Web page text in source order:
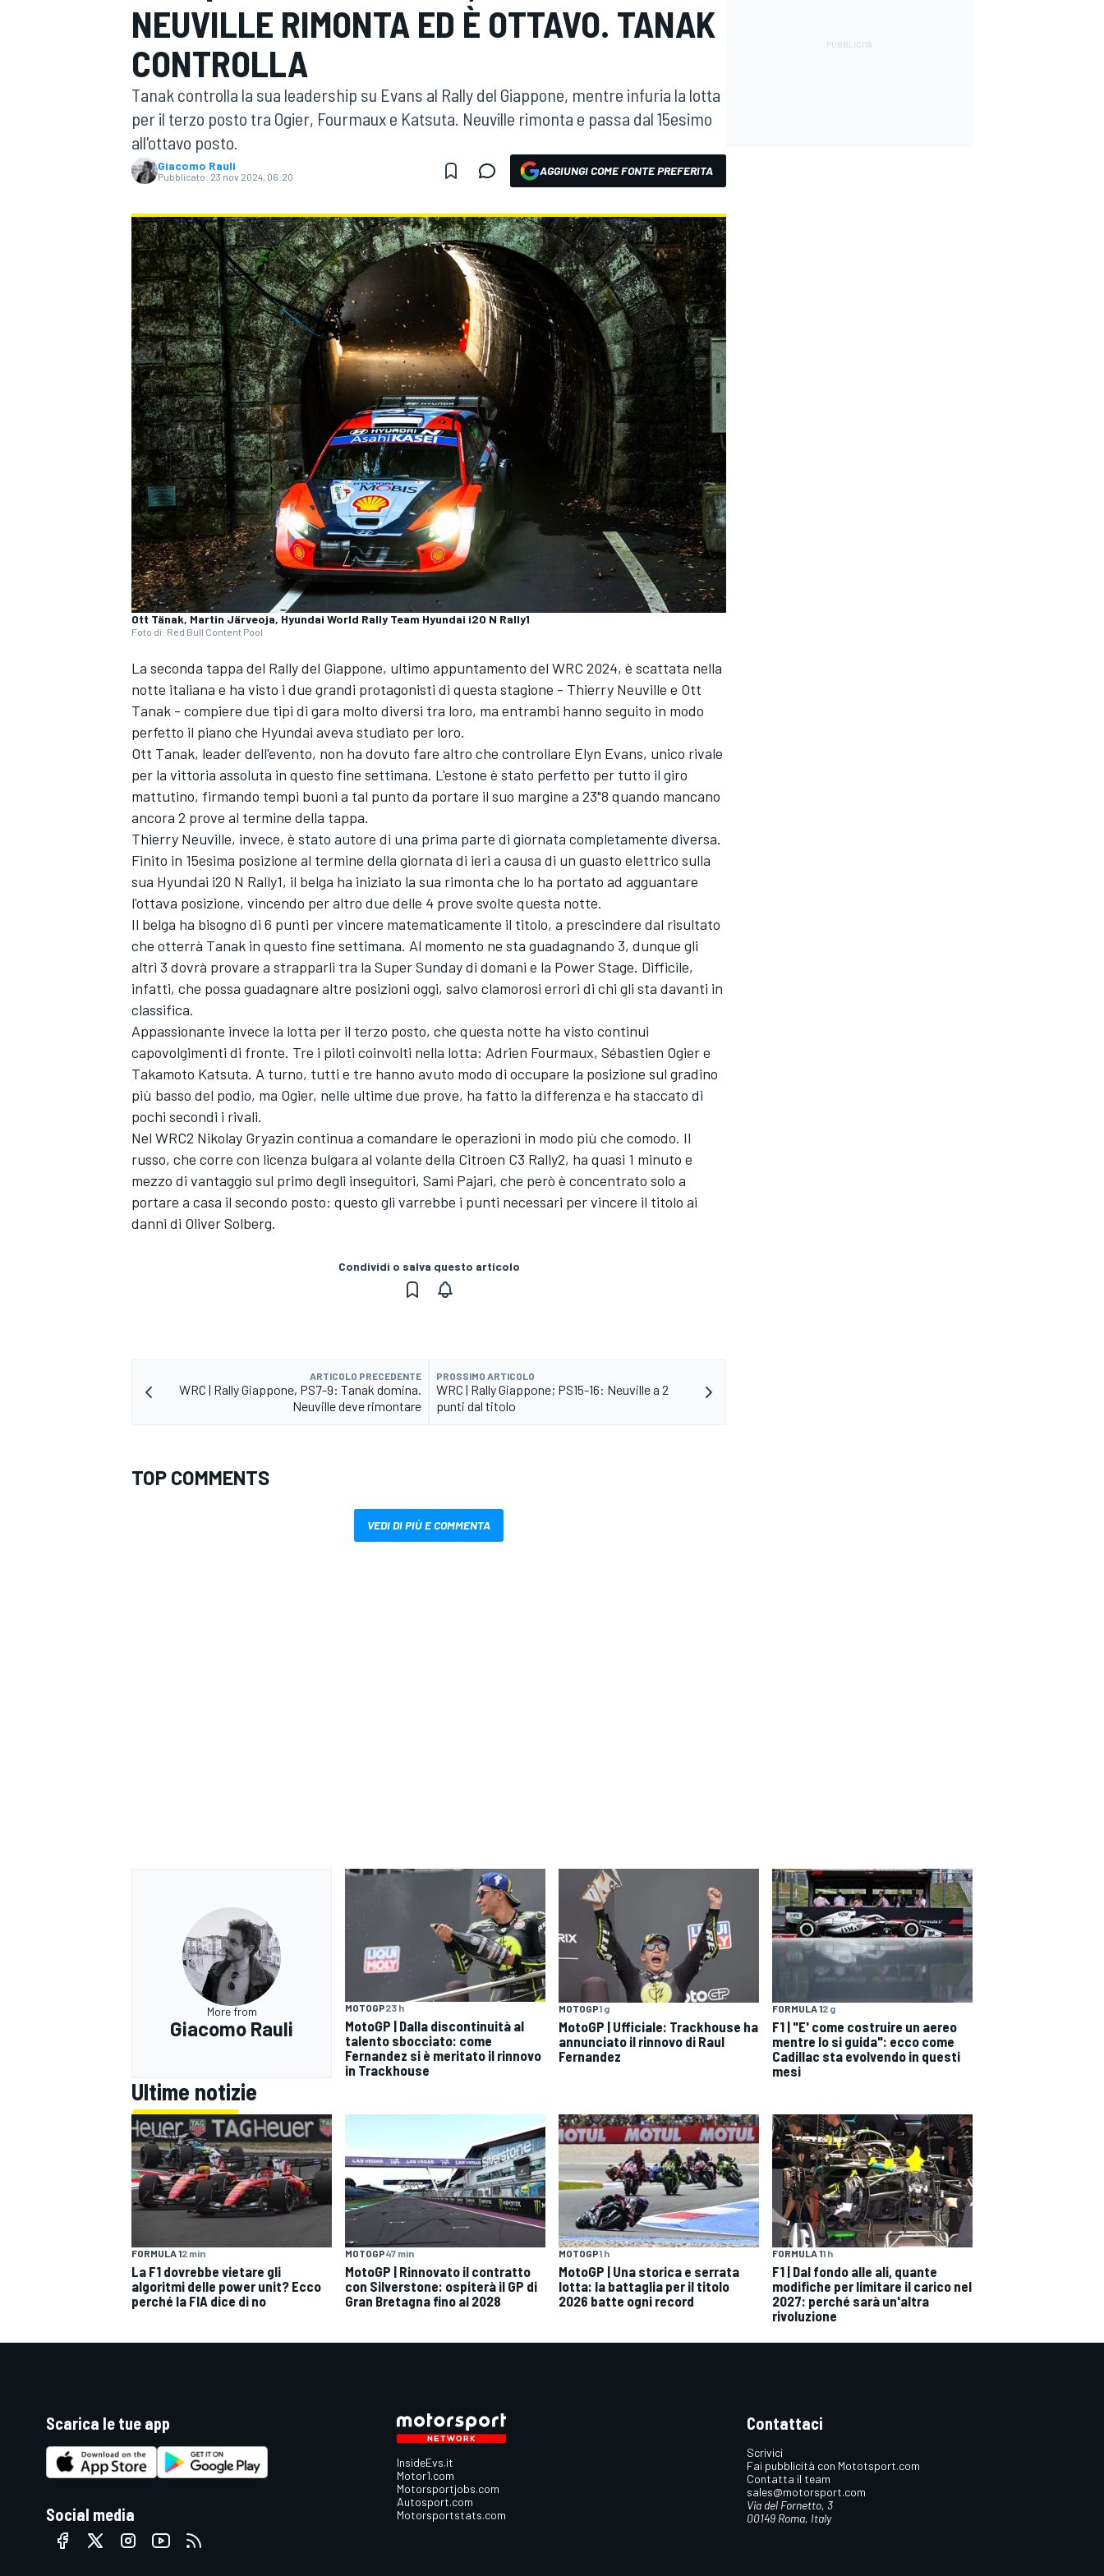
MOTOGP WEC
MONOPOSTO
ENDURANCE/GT
RALLY
NEUVILLE RIMONTA ED È OTTAVO. TANAK
CONTROLLA
Tanak controlla la sua leadership su Evans al Rally del Giappone, mentre infuria la lotta
per il terzo posto tra Ogier, Fourmaux e Katsuta. Neuville rimonta e passa dal 15esimo
all'ottavo posto.
Giacomo Rauli
Pubblicato: 23 nov 2024, 06:20 AGGIUNGI COME FONTE PREFERITA
Ott Tänak, Martin Järveoja, Hyundai World Rally Team Hyundai i20 N Rally1
Foto di: Red Bull Content Pool
La seconda tappa del Rally del Giappone, ultimo appuntamento del WRC 2024, è scattata nella
notte italiana e ha visto i due grandi protagonisti di questa stagione - Thierry Neuville e Ott
Tanak - compiere due tipi di gara molto diversi tra loro, ma entrambi hanno seguito in modo
perfetto il piano che Hyundai aveva studiato per loro.
Ott Tanak, leader dell'evento, non ha dovuto fare altro che controllare Elyn Evans, unico rivale
per la vittoria assoluta in questo fine settimana. L'estone è stato perfetto per tutto il giro
mattutino, firmando tempi buoni a tal punto da portare il suo margine a 23"8 quando mancano
ancora 2 prove al termine della tappa.
Thierry Neuville, invece, è stato autore di una prima parte di giornata completamente diversa.
Finito in 15esima posizione al termine della giornata di ieri a causa di un guasto elettrico sulla
sua Hyundai i20 N Rally1, il belga ha iniziato la sua rimonta che lo ha portato ad agguantare
l'ottava posizione, vincendo per altro due delle 4 prove svolte questa notte.
Il belga ha bisogno di 6 punti per vincere matematicamente il titolo, a prescindere dal risultato
che otterrà Tanak in questo fine settimana. Al momento ne sta guadagnando 3, dunque gli
altri 3 dovrà provare a strapparli tra la Super Sunday di domani e la Power Stage. Difficile,
infatti, che possa guadagnare altre posizioni oggi, salvo clamorosi errori di chi gli sta davanti in
classifica.
Appassionante invece la lotta per il terzo posto, che questa notte ha visto continui
capovolgimenti di fronte. Tre i piloti coinvolti nella lotta: Adrien Fourmaux, Sébastien Ogier e
Takamoto Katsuta. A turno, tutti e tre hanno avuto modo di occupare la posizione sul gradino
più basso del podio, ma Ogier, nelle ultime due prove, ha fatto la differenza e ha staccato di
pochi secondi i rivali.
Nel WRC2 Nikolay Gryazin continua a comandare le operazioni in modo più che comodo. Il
russo, che corre con licenza bulgara al volante della Citroen C3 Rally2, ha quasi 1 minuto e
mezzo di vantaggio sul primo degli inseguitori, Sami Pajari, che però è concentrato solo a
portare a casa il secondo posto: questo gli varrebbe i punti necessari per vincere il titolo ai
danni di Oliver Solberg.
Condividi o salva questo articolo
ARTICOLO PRECEDENTE
WRC | Rally Giappone, PS7-9: Tanak domina.
Neuville deve rimontare
PROSSIMO ARTICOLO
WRC | Rally Giappone; PS15-16: Neuville a 2
punti dal titolo
TOP COMMENTS
VEDI DI PIÙ E COMMENTA
More from
Giacomo Rauli
MOTOGP23 h
MotoGP | Dalla discontinuità al
talento sbocciato: come
Fernandez si è meritato il rinnovo
in Trackhouse
MOTOGP1 g
MotoGP | Ufficiale: Trackhouse ha
annunciato il rinnovo di Raul
Fernandez
FORMULA 12 g
F1 | "E' come costruire un aereo
mentre lo si guida": ecco come
Cadillac sta evolvendo in questi
mesi
Ultime notizie
FORMULA 12 min
La F1 dovrebbe vietare gli
algoritmi delle power unit? Ecco
perché la FIA dice di no
MOTOGP47 min
MotoGP | Rinnovato il contratto
con Silverstone: ospiterà il GP di
Gran Bretagna fino al 2028
MOTOGP1 h
MotoGP | Una storica e serrata
lotta: la battaglia per il titolo
2026 batte ogni record
FORMULA 11 h
F1 | Dal fondo alle ali, quante
modifiche per limitare il carico nel
2027: perché sarà un'altra
rivoluzione
Scarica le tue app
Social media
InsideEvs.it
Motor1.com
Motorsportjobs.com
Autosport.com
Motorsportstats.com
Contattaci
Scrivici
Fai pubblicità con Mototsport.com
Contatta il team
sales@motorsport.com
Via del Fornetto, 3
00149 Roma, Italy